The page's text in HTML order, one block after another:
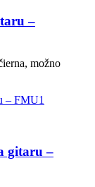
–
možno
gitaru –